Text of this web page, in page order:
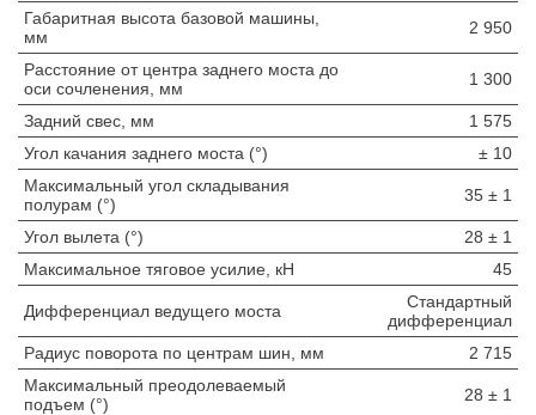
Габаритная высота базовой машины,
мм
2 950
Расстояние от центра заднего моста до
оси сочленения, мм
1 300
Задний свес, мм
1 575
Угол качания заднего моста (°)
± 10
Максимальный угол складывания
полурам (°)
35 ± 1
Угол вылета (°)
28 ± 1
Максимальное тяговое усилие, кН
45
Дифференциал ведущего моста
Стандартный
дифференциал
Радиус поворота по центрам шин, мм
2 715
Максимальный преодолеваемый
подъем (°)
28 ± 1